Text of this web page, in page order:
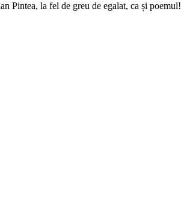
Pintea, la fel de greu de egalat, ca și poemul!